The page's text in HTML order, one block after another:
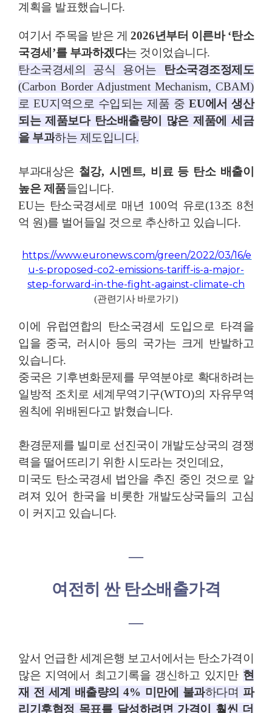
계획을 발표했습니다.
여기서 주목을 받은 게 2026년부터 이른바‘탄소
국경세 ’를 부과하겠다는 것이었습니다.
탄소국경세의 공식 용어는
탄소국경조정제도
(Carbon Border Adjustment Mechanism, CBAM)
로 EU지역으로 수입되는 제품 중 EU에서 생산
되는 제품보다 탄소배출량이 많은 제품에 세금
을 부과하는 제도입니다.
부과대상은 철강, 시멘트, 비료 등 탄소 배출이
높은 제품들입니다.
EU는 탄소국경세로 매년 100억 유로(13조 8천
억 원)를 벌어들일 것으로 추산하고 있습니다.
https://www.euronews.com/green/2022/03/16/e
u-s-proposed-co2-emissions-tariff-is-a-major-
step-forward-in-the-fight-against-climate-ch
(관련기사 바로가기 )
이에 유럽연합의 탄소국경세 도입으로 타격을
입을 중국, 러시아 등의 국가는 크게 반발하고
있습니다.
중국은 기후변화문제를 무역분야로 확대하려는
일방적 조치로 세계무역기구(WTO)의 자유무역
원칙에 위배된다고 밝혔습니다.
환경문제를 빌미로 선진국이 개발도상국의 경쟁
력을 떨어뜨리기 위한 시도라는 것인데요,
미국도 탄소국경세 법안을 추진 중인 것으로 알
려져 있어 한국을 비롯한 개발도상국들의 고심
이 커지고 있습니다.
―
여전히 싼 탄소배출가격
―
앞서 언급한 세계은행 보고서에서는 탄소가격이
많은 지역에서 최고기록을 갱신하고 있지만 현
재 전 세계 배출량의4% 미만에 불과하다며 파
리기후협정 목표를 달성하려면 가격이 훨씬 더